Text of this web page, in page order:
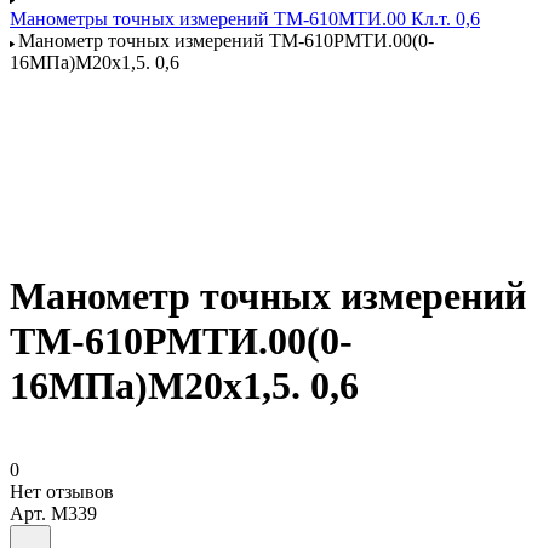
Манометры точных измерений ТМ-610МТИ.00 Кл.т. 0,6
Манометр точных измерений ТМ-610РМТИ.00(0-
16МПа)М20х1,5. 0,6
Манометр точных измерений
ТМ-610РМТИ.00(0-
16МПа)М20х1,5. 0,6
0
Нет отзывов
Арт. M339